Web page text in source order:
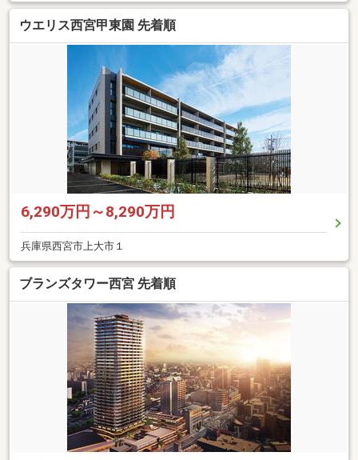
ウエリス西宮甲東園 先着順
6,290万円～8,290万円
兵庫県西宮市上大市１
ブランズタワー西宮 先着順